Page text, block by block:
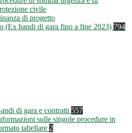
civile
di progetto
(Ex bandi di gara fino a fine 2023) 794
di gara e contratti 557
sulle singole procedure in
tabellare 2